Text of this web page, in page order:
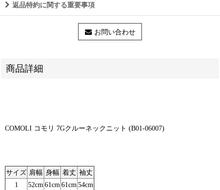
返品特約に関する重要事項
お問い合わせ
商品詳細
COMOLI コモリ 7Gクルーネックニット (B01-06007)
サイズ 肩幅 身幅 着丈 袖丈
1
52cm 61cm 61cm 54cm